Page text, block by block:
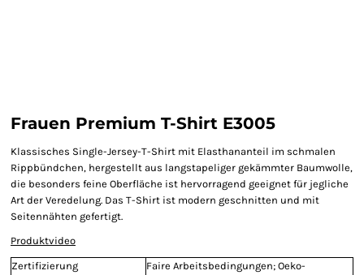
Frauen Premium T-Shirt E3005
Klassisches Single-Jersey-T-Shirt mit Elasthananteil im schmalen
Rippbündchen, hergestellt aus langstapeliger gekämmter Baumwolle,
die besonders feine Oberfläche ist hervorragend geeignet für jegliche
Art der Veredelung. Das T-Shirt ist modern geschnitten und mit
Seitennähten gefertigt.
Produktvideo
Zertifizierung
Faire Arbeitsbedingungen; Oeko-